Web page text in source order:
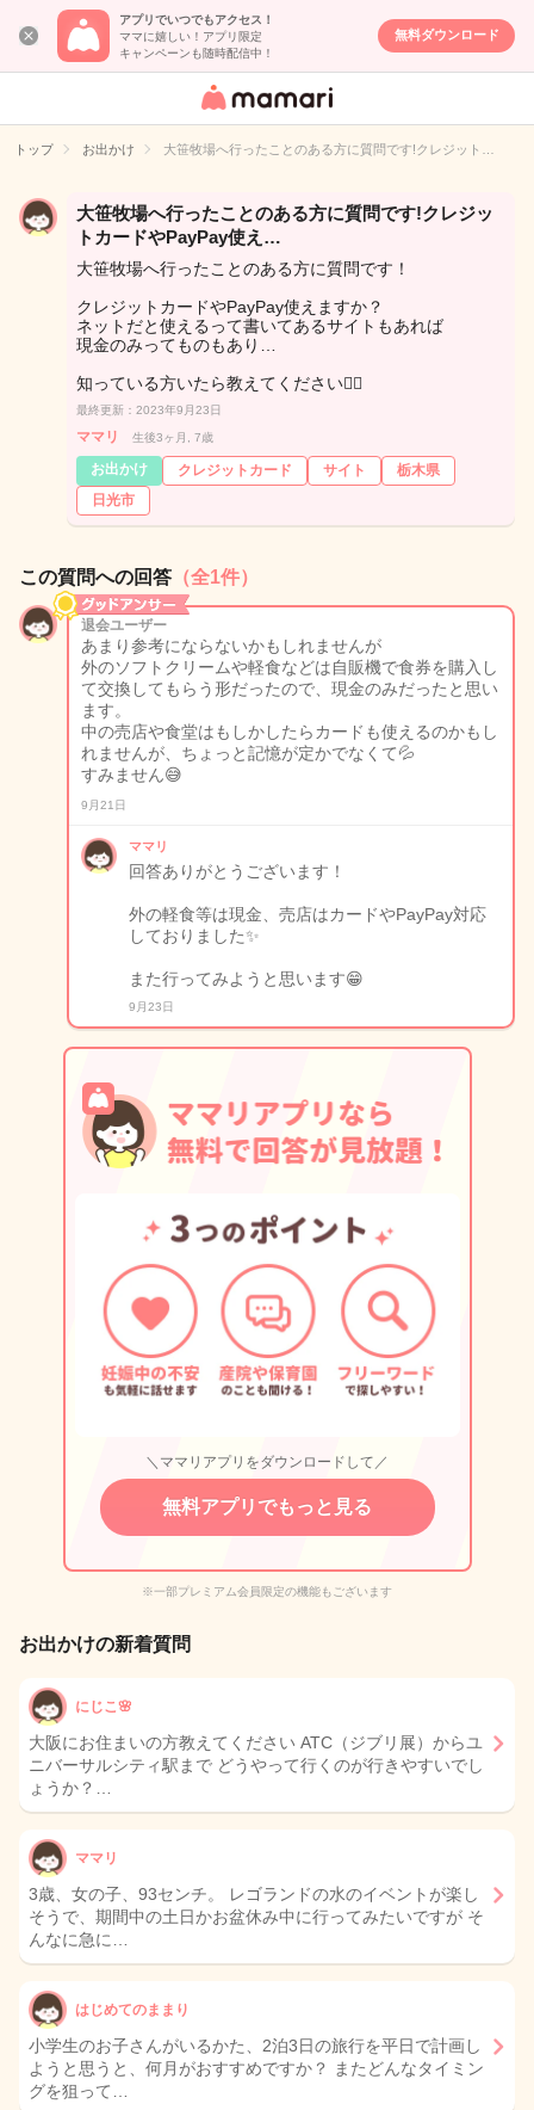
アプリでいつでもアクセス！
ママに嬉しい！アプリ限定
キャンペーンも随時配信中！
無料ダウンロード
女性専用匿名QA
イト
トップ お出かけ 大笹牧場へ行ったことのある方に質問です!クレジット…
大笹牧場へ行ったことのある方に質問です!クレジッ
トカードやPayPay使え…
大笹牧場へ行ったことのある方に質問です！
クレジットカードやPayPay使えますか？
ネットだと使えるって書いてあるサイトもあれば
現金のみってものもあり…
知っている方いたら教えてください🙇‍♀️
最終更新：2023年9月23日
ママリ 生後3ヶ月, 7歳
お出かけ クレジットカード サイト
栃木県
日光市
この質問への回答 （全1件）
退会ユーザー
あまり参考にならないかもしれませんが
外のソフトクリームや軽食などは自販機で食券を購入し
て交換してもらう形だったので、現金のみだったと思い
ます。
中の売店や食堂はもしかしたらカードも使えるのかもし
れませんが、ちょっと記憶が定かでなくて💦
すみません😅
9月21日
ママリ
回答ありがとうございます！
外の軽食等は現金、売店はカードやPayPay対応
しておりました✨
また行ってみようと思います😁
9月23日
＼ママリアプリをダウンロードして／
無料アプリでもっと見る
※一部プレミアム会員限定の機能もございます
お出かけの新着質問
にじこ🌸
大阪にお住まいの方教えてください ATC（ジブリ展）からユ
ニバーサルシティ駅まで どうやって行くのが行きやすいでし
ょうか？…
ママリ
3歳、女の子、93センチ。 レゴランドの水のイベントが楽し
そうで、期間中の土日かお盆休み中に行ってみたいですが そ
んなに急に…
はじめてのままり
小学生のお子さんがいるかた、2泊3日の旅行を平日で計画し
ようと思うと、何月がおすすめですか？ またどんなタイミン
グを狙って…